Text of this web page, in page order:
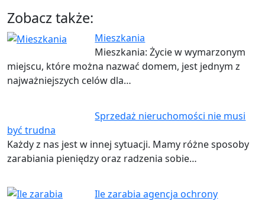
Zobacz także:
Mieszkania
Mieszkania: Życie w wymarzonym
miejscu, które można nazwać domem, jest jednym z
najważniejszych celów dla…
Sprzedaż nieruchomości nie musi
być trudna
Każdy z nas jest w innej sytuacji. Mamy różne sposoby
zarabiania pieniędzy oraz radzenia sobie…
Ile zarabia agencja ochrony